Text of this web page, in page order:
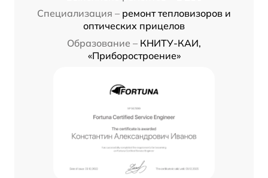
Специализация – ремонт тепловизоров и
оптических прицелов
Образование – КНИТУ-КАИ,
«Приборостроение»